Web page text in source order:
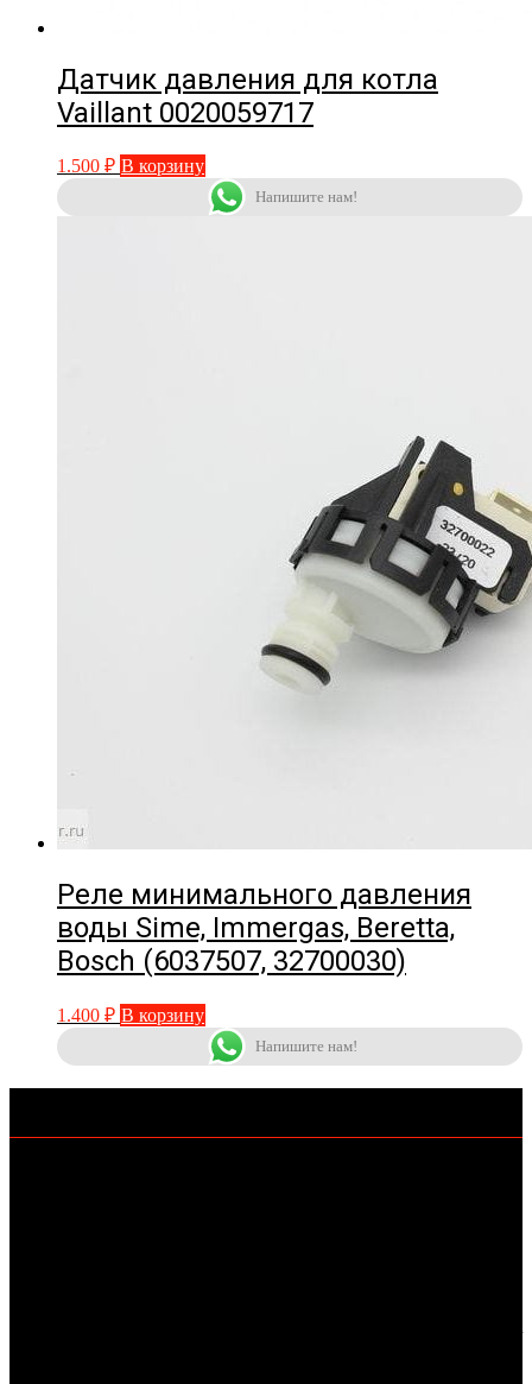
Датчик давления для котла
Vaillant 0020059717
1.500 ₽ В корзину
Напишите нам!
Реле минимального давления
воды Sime, Immergas, Beretta,
Bosch (6037507, 32700030)
1.400 ₽ В корзину
Напишите нам!